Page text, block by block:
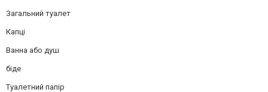
Загальний туалет
Капці
Ванна або душ
біде
Туалетний папір